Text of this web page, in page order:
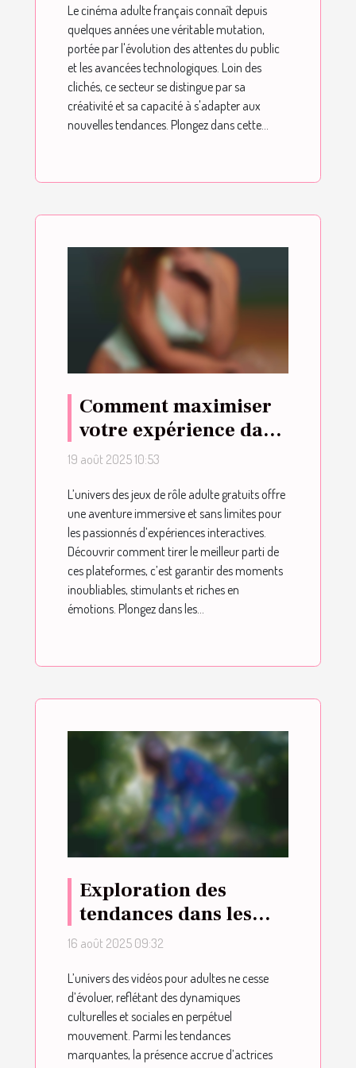
Le cinéma adulte français connaît depuis
quelques années une véritable mutation,
portée par l'évolution des attentes du public
et les avancées technologiques. Loin des
clichés, ce secteur se distingue par sa
créativité et sa capacité à s'adapter aux
nouvelles tendances. Plongez dans cette...
Comment maximiser
votre expérience dans
un jeu de rôle adulte
19 août 2025 10:53
L’univers des jeux de rôle adulte gratuits offre
une aventure immersive et sans limites pour
les passionnés d’expériences interactives.
Découvrir comment tirer le meilleur parti de
ces plateformes, c’est garantir des moments
inoubliables, stimulants et riches en
émotions. Plongez dans les...
Exploration des
tendances dans les
vidéos pour adultes
d'origine arabe
16 août 2025 09:32
L’univers des vidéos pour adultes ne cesse
d’évoluer, reflétant des dynamiques
culturelles et sociales en perpétuel
mouvement. Parmi les tendances
marquantes, la présence accrue d’actrices